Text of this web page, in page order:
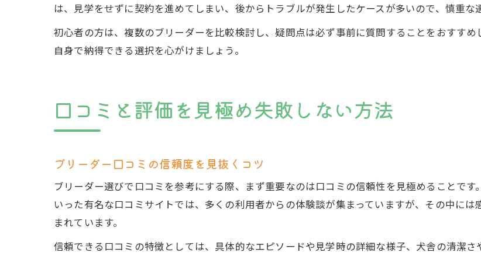
は、見学をせずに契約を進めてしまい、後からトラブルが発生したケースが多いので、慎重な
初心者の方は、複数のブリーダーを比較検討し、疑問点は必ず事前に質問することをおすす
自身で納得できる選択を心がけましょう。
口コミと評価を見極め失敗しない方法
ブリーダー口コミの信頼度を見抜くコツ
ブリーダー選びで口コミを参考にする際、まず重要なのは口コミの信頼性を見極めることで
いった有名な口コミサイトでは、多くの利用者からの体験談が集まっていますが、その中に
まれています。
信頼できる口コミの特徴としては、具体的なエピソードや見学時の詳細な様子、犬舎の清潔